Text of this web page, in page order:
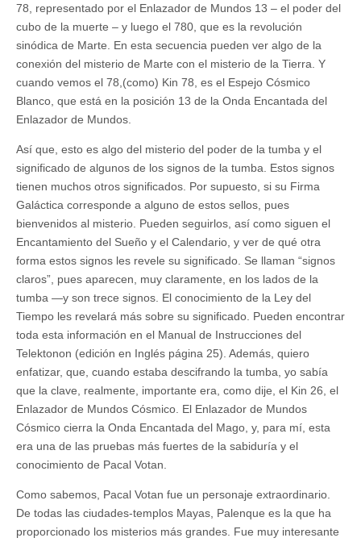
78, representado por el Enlazador de Mundos 13 – el poder del
cubo de la muerte – y luego el 780, que es la revolución
sinódica de Marte. En esta secuencia pueden ver algo de la
conexión del misterio de Marte con el misterio de la Tierra. Y
cuando vemos el 78,(como) Kin 78, es el Espejo Cósmico
Blanco, que está en la posición 13 de la Onda Encantada del
Enlazador de Mundos.
Así que, esto es algo del misterio del poder de la tumba y el
significado de algunos de los signos de la tumba. Estos signos
tienen muchos otros significados. Por supuesto, si su Firma
Galáctica corresponde a alguno de estos sellos, pues
bienvenidos al misterio. Pueden seguirlos, así como siguen el
Encantamiento del Sueño y el Calendario, y ver de qué otra
forma estos signos les revele su significado. Se llaman “signos
claros”, pues aparecen, muy claramente, en los lados de la
tumba —y son trece signos. El conocimiento de la Ley del
Tiempo les revelará más sobre su significado. Pueden encontrar
toda esta información en el Manual de Instrucciones del
Telektonon (edición en Inglés página 25). Además, quiero
enfatizar, que, cuando estaba descifrando la tumba, yo sabía
que la clave, realmente, importante era, como dije, el Kin 26, el
Enlazador de Mundos Cósmico. El Enlazador de Mundos
Cósmico cierra la Onda Encantada del Mago, y, para mí, esta
era una de las pruebas más fuertes de la sabiduría y el
conocimiento de Pacal Votan.
Como sabemos, Pacal Votan fue un personaje extraordinario.
De todas las ciudades-templos Mayas, Palenque es la que ha
proporcionado los misterios más grandes. Fue muy interesante